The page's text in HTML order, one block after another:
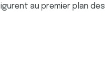
au premier plan des